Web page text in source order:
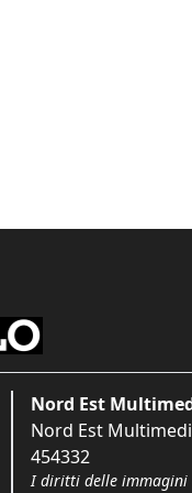
Nord Est
Nord Est
454332
I diritti delle immagini